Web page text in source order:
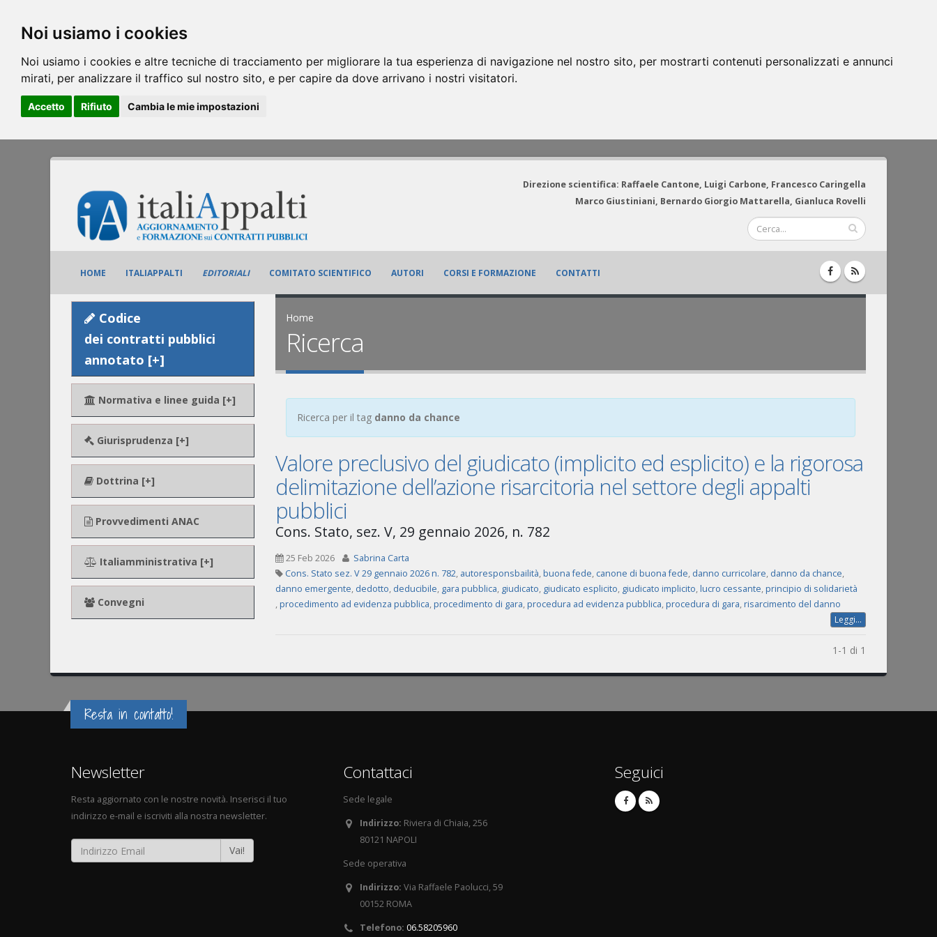
Noi usiamo i cookies
Noi usiamo i cookies e altre tecniche di tracciamento per migliorare la tua esperienza di navigazione nel nostro sito, per mostrarti contenuti personalizzati e annunci
mirati, per analizzare il traffico sul nostro sito, e per capire da dove arrivano i nostri visitatori.
Accetto Rifiuto Cambia le mie impostazioni
Direzione scientifica: Raffaele Cantone, Luigi Carbone, Francesco Caringella
Marco Giustiniani, Bernardo Giorgio Mattarella, Gianluca Rovelli
HOME ITALIAPPALTI EDITORIALI COMITATO SCIENTIFICO AUTORI CORSI E FORMAZIONE CONTATTI
Codice
dei contratti pubblici
annotato [+]
Normativa e linee guida [+]
Giurisprudenza [+]
Dottrina [+]
Provvedimenti ANAC
Italiamministrativa [+]
Convegni
Home
Ricerca
Ricerca per il tag danno da chance
Valore preclusivo del giudicato (implicito ed esplicito) e la rigorosa
delimitazione dell’azione risarcitoria nel settore degli appalti
pubblici
Cons. Stato, sez. V, 29 gennaio 2026, n. 782
25 Feb 2026
Sabrina Carta
Cons. Stato sez. V 29 gennaio 2026 n. 782, autoresponsbailità,buona fede, canone di buona fede, danno curricolare, danno da chance,
danno emergente, dedotto, deducibile, gara pubblica, giudicato, giudicato esplicito, giudicato implicito,lucro cessante,principio di solidarietà
,procedimento ad evidenza pubblica,procedimento di gara,procedura ad evidenza pubblica,procedura di gara,risarcimento del danno
Leggi...
1-1 di 1
Resta in contatto!
Newsletter
Resta aggiornato con le nostre novità. Inserisci il tuo
indirizzo e-mail e iscriviti alla nostra newsletter.
Vai!
Contattaci
Sede legale
Indirizzo: Riviera di Chiaia, 256
80121 NAPOLI
Sede operativa
Indirizzo: Via Raffaele Paolucci, 59
00152 ROMA
Telefono: 06.58205960
Seguici